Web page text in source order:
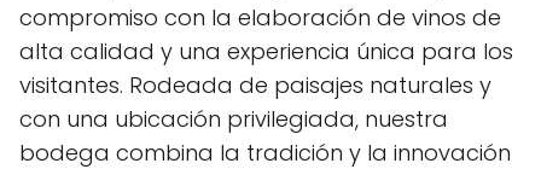
compromiso con la elaboración de vinos de
alta calidad y una experiencia única para los
visitantes. Rodeada de paisajes naturales y
con una ubicación privilegiada, nuestra
bodega combina la tradición y la innovación